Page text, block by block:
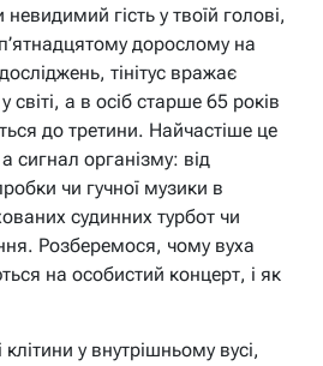
гість у твоїй голові,
дорослому на
тінітус вражає
а в осіб старше 65 років
до третини. Найчастіше це
сигнал організму: від
чи гучної музики в
судинних турбот чи
Розберемося, чому вухa
на особистий концерт, і як
у внутрішньому вусі,